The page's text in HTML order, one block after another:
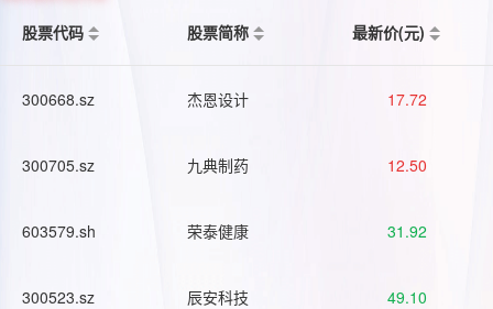
股票代码
股票简称 最新价(元)
300668.sz 杰恩设计 17.72
300705.sz 九典制药 12.50
603579.sh 荣泰健康 31.92
300523.sz 辰安科技 49.10